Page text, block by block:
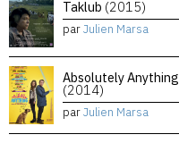
Taklub (2015)
parJulien Marsa
Absolutely Anything
(2014)
parJulien Marsa